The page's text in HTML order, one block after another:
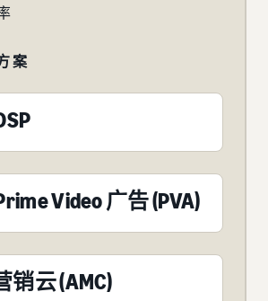
案
Video 广告 (PVA)
销云 (AMC)